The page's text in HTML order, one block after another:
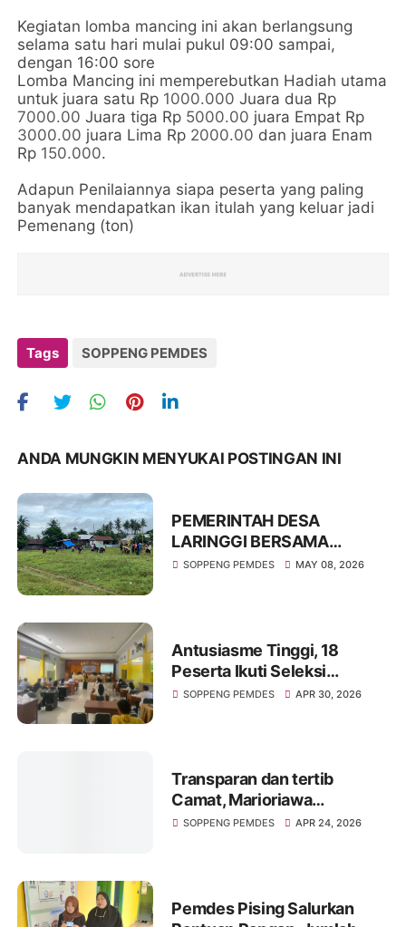
Kegiatan lomba mancing ini akan berlangsung
selama satu hari mulai pukul 09:00 sampai,
dengan 16:00 sore
Lomba Mancing ini memperebutkan Hadiah utama
untuk juara satu Rp 1000.000 Juara dua Rp
7000.00 Juara tiga Rp 5000.00 juara Empat Rp
3000.00 juara Lima Rp 2000.00 dan juara Enam
Rp 150.000.
Adapun Penilaiannya siapa peserta yang paling
banyak mendapatkan ikan itulah yang keluar jadi
Pemenang (ton)
Tags SOPPENG PEMDES
ANDA MUNGKIN MENYUKAI POSTINGAN INI
PEMERINTAH DESA
LARINGGI BERSAMA
BABINSA GELAR KERJA
SOPPENG PEMDES MAY 08, 2026
Antusiasme Tinggi, 18
Peserta Ikuti Seleksi
Perangkat Dess Leworeng
SOPPENG PEMDES APR 30, 2026
Transparan dan tertib
Camat, Marioriawa
Syahcrani Andi Nganro
SOPPENG PEMDES APR 24, 2026
Pemdes Pising Salurkan